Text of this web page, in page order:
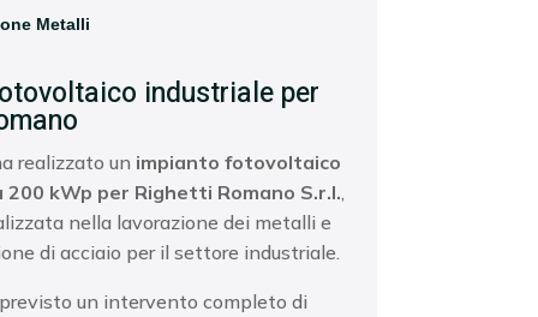
Metalli
industriale per
realizzato un impianto fotovoltaico
kWp per Righetti Romano S.r.l.
nella lavorazione dei metalli e
di acciaio per il settore industriale.
un intervento completo di